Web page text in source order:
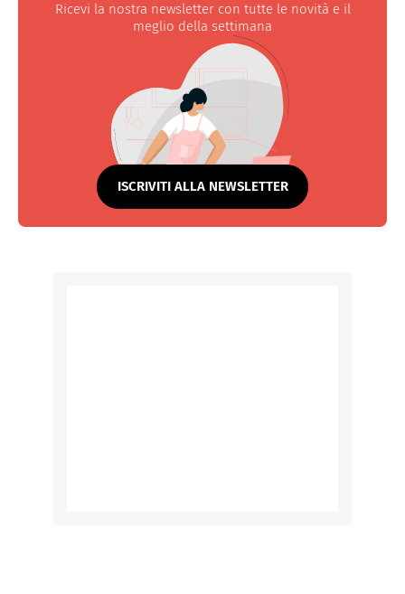
Ricevi la nostra newsletter con tutte le novità e il
meglio della settimana
ISCRIVITI ALLA NEWSLETTER